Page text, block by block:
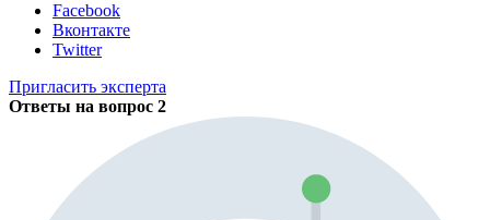
Facebook
Вконтакте
Twitter
Пригласить эксперта
Ответы на вопрос 2